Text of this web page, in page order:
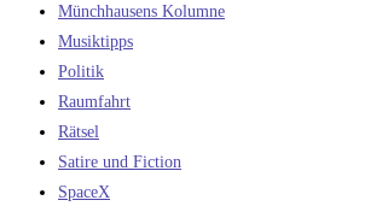
Münchhausens Kolumne
Musiktipps
Politik
Raumfahrt
Rätsel
Satire und Fiction
SpaceX